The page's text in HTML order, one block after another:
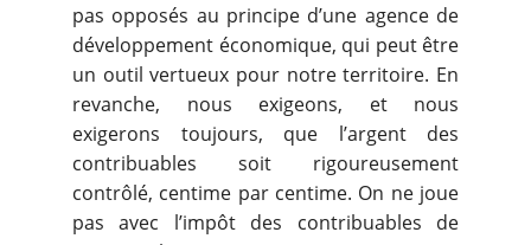
pas opposés au principe d’une agence de
développement économique, qui peut être
un outil vertueux pour notre territoire. En
revanche, nous exigeons, et nous
exigerons toujours, que l’argent des
contribuables soit rigoureusement
contrôlé, centime par centime. On ne joue
pas avec l’impôt des contribuables de